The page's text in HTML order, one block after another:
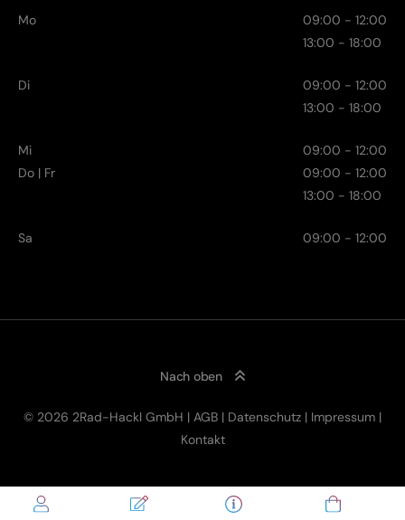
Mo
09:00 - 12:00
13:00 - 18:00
Di
09:00 - 12:00
13:00 - 18:00
Mi
09:00 - 12:00
Do | Fr
09:00 - 12:00
13:00 - 18:00
Sa 09:00 - 12:00
Nach oben
© 2026 2Rad-Hackl GmbH | AGB | Datenschutz | Impressum |
Kontakt